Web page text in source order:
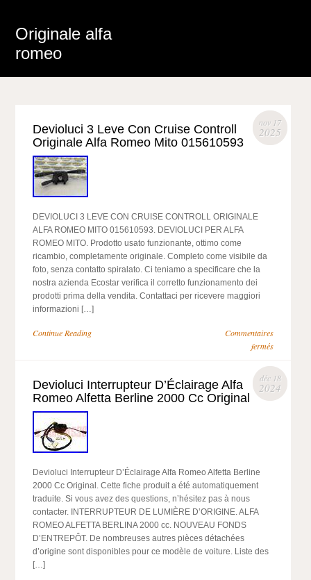
Originale alfa
romeo
nov 17
2025
Devioluci 3 Leve Con Cruise Controll
Originale Alfa Romeo Mito 015610593
DEVIOLUCI 3 LEVE CON CRUISE CONTROLL ORIGINALE
ALFA ROMEO MITO 015610593. DEVIOLUCI PER ALFA
ROMEO MITO. Prodotto usato funzionante, ottimo come
ricambio, completamente originale. Completo come visibile da
foto, senza contatto spiralato. Ci teniamo a specificare che la
nostra azienda Ecostar verifica il corretto funzionamento dei
prodotti prima della vendita. Contattaci per ricevere maggiori
informazioni […]
Continue Reading
Commentaires
fermés
déc 18
2024
Devioluci Interrupteur D’Éclairage Alfa
Romeo Alfetta Berline 2000 Cc Original
Devioluci Interrupteur D’Éclairage Alfa Romeo Alfetta Berline
2000 Cc Original. Cette fiche produit a été automatiquement
traduite. Si vous avez des questions, n’hésitez pas à nous
contacter. INTERRUPTEUR DE LUMIÈRE D’ORIGINE. ALFA
ROMEO ALFETTA BERLINA 2000 cc. NOUVEAU FONDS
D’ENTREPÔT. De nombreuses autres pièces détachées
d’origine sont disponibles pour ce modèle de voiture. Liste des
[…]